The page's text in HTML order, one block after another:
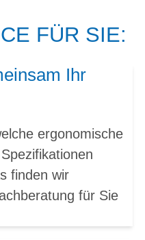
FÜR SIE:
Ihr
ergonomische
finden wir
für Sie